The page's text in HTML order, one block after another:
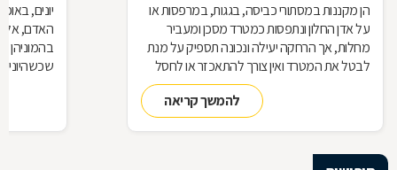
הן מקננות במסתורי כביסה, בגגות, במרפסות או
על אדן החלון ונתפסות כמטרד מסכן ומעביר
מחלות, אך הרחקה יעילה ונכונה תספיק על מנת
לבטל את המטרד ואין צורך להתאכזר או לחסל
את הציפור שהיא חלק מהנוף העירוני ברחבי
הארץ. על הרחקת יונים יעילה בכתבה הבאה
להמשך קריאה
יונים,
האדם,
בהמוניהן